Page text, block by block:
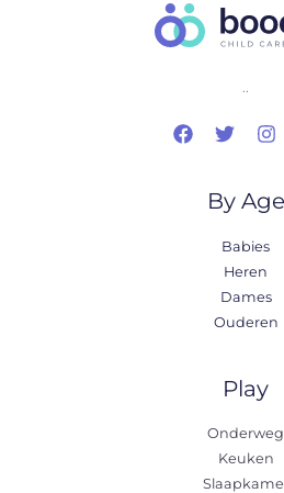
..
By Age
Babies
Heren
Dames
Ouderen
Play
Onderweg
Keuken